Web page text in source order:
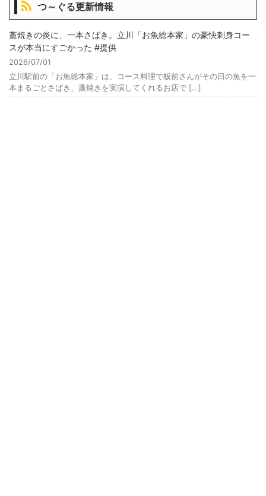
つ～ぐる更新情報
藁焼きの炎に、一本さばき。立川「お魚総本家」の豪快刺身コー
スが本当にすごかった #提供
2026/07/01
立川駅前の「お魚総本家」は、コース料理で板前さんがその日の魚を一
本まるごとさばき、藁焼きを実演してくれるお店で […]